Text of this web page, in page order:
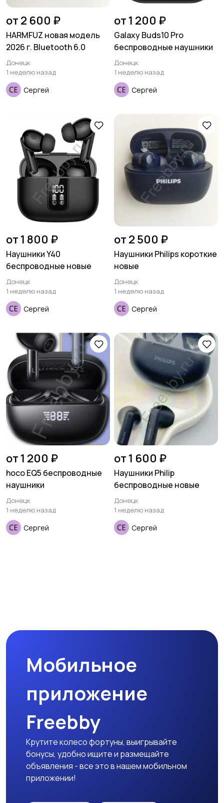
от 2 600 ₽
HARMFUZ новая модель
2026 г. Bluetooth 6.0
Донецк
1 неделю назад
Сергей
от 1 200 ₽
Galaxy Buds10 Pro
беспроводные наушники
Донецк
1 неделю назад
Сергей
от 1 800 ₽
Наушники Y40
беспроводные новые
Донецк
1 неделю назад
Сергей
от 2 500 ₽
Наушники Philips короткие
новые
Донецк
1 неделю назад
Сергей
от 1 200 ₽
hoco EQ5 беспроводные
наушники
Донецк
1 неделю назад
Сергей
от 1 600 ₽
Наушники Philip
беспроводные новые
Донецк
1 неделю назад
Сергей
Мобильное
приложение
Freebby
Крутите колесо фортуны, выигрывайте
бонусы, удобно ищите и размещайте
объявления - все это в нашем мобильном
приложении!